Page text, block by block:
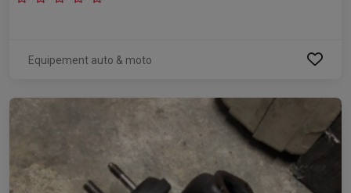
Equipement auto & moto